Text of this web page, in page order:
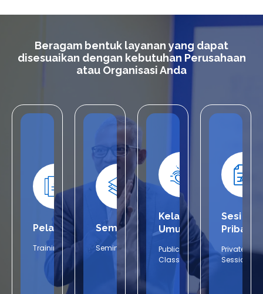
Beragam bentuk layanan yang dapat
disesuaikan dengan kebutuhan Perusahaan
atau Organisasi Anda
Pelatihan
Training
Seminar
Seminar
Kelas
Umum
Public
Class
Sesi
Pribadi
Private
Session